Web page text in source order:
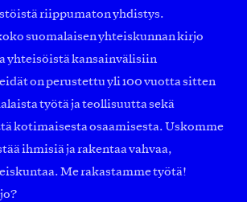
riippumaton yhdistys.
suomalaisen yhteiskunnan kirjo
yhteisöistä kansainvälisiin
on perustettu yli 100 vuotta sitten
työtä ja teollisuutta sekä
kotimaisesta osaamisesta. Uskomme
ihmisiä ja rakentaa vahvaa,
Me rakastamme työtä!